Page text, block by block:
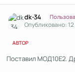
dk-34
Опубликовано:
АВТОР
Поставил МОД10Е2.